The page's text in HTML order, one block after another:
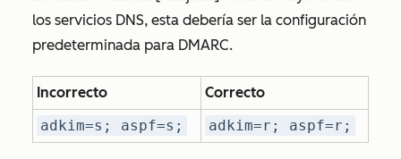
los servicios DNS, esta debería ser la configuración
predeterminada para DMARC.
Incorrecto
Correcto
adkim=s; aspf=s;
adkim=r; aspf=r;